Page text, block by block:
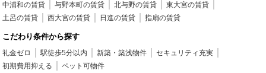
中浦和の賃貸
与野本町の賃貸 北与野の賃貸
東大宮の賃貸
土呂の賃貸
西大宮の賃貸 日進の賃貸 指扇の賃貸
こだわり条件から探す
礼金ゼロ 駅徒歩5分以内 新築・築浅物件
セキュリティ充実
初期費用抑える
ペット可物件